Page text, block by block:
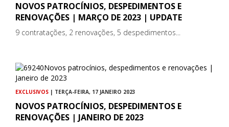
NOVOS PATROCÍNIOS, DESPEDIMENTOS E
RENOVAÇÕES | MARÇO DE 2023 | UPDATE
9 contratações, 2 renovações, 5 despedimentos...
EXCLUSIVOS | TERÇA-FEIRA, 17 JANEIRO 2023
NOVOS PATROCÍNIOS, DESPEDIMENTOS E
RENOVAÇÕES | JANEIRO DE 2023